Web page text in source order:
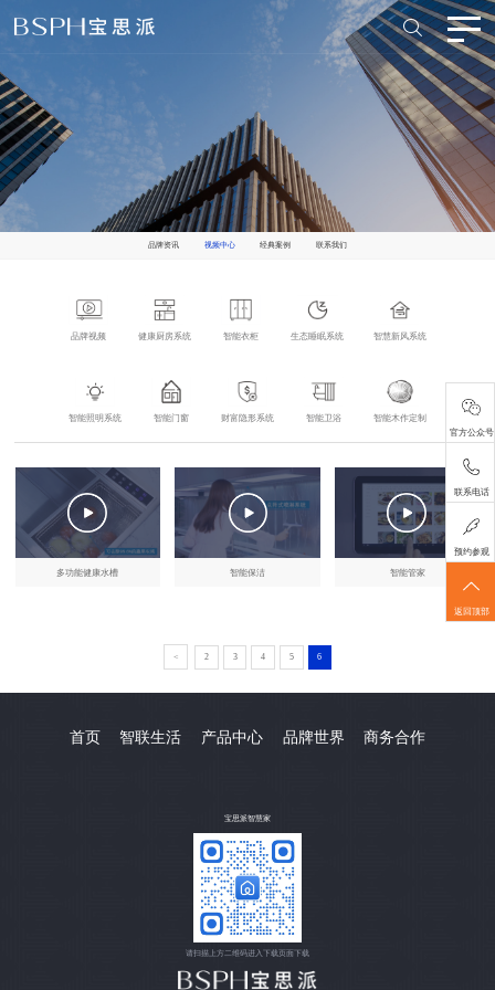
品牌资讯 视频中心 经典案例 联系我们
品牌视频 健康厨房系统 智能衣柜 生态睡眠系统 智慧新风系统
智能照明系统 智能门窗 财富隐形系统 智能卫浴 智能木作定制
多功能健康水槽 智能保洁 智能管家
< 2 3 4 5 6
首页 智联生活 产品中心 品牌世界 商务合作
宝思派智慧家
请扫描上方二维码进入下载页面下载
官方公众号
联系电话
预约参观
返回顶部